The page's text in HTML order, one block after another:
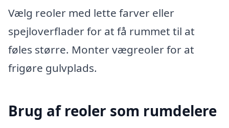
Vælg reoler med lette farver eller
spejloverflader for at få rummet til at
føles større. Monter vægreoler for at
frigøre gulvplads.
Brug af reoler som rumdelere